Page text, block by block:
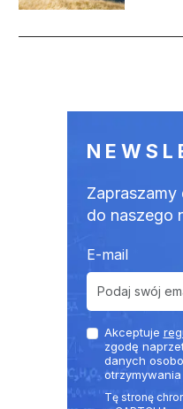
Zapraszamy
do naszego
E-mail
Akceptuje
zgodę
danych